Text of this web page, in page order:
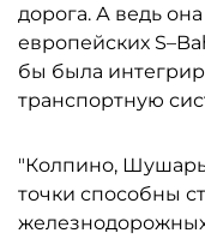
дорога. А ведь
европейских
бы была
транспортную
"Колпино,
точки способны